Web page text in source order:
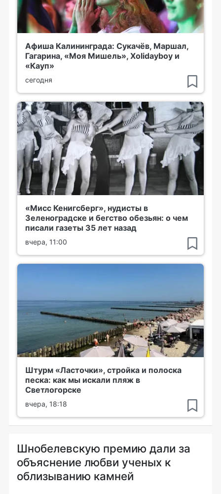
Афиша Калининграда: Сукачёв, Маршал,
Гагарина, «Моя Мишель», Xolidayboy и
«Кауп»
сегодня
«Мисс Кенигсберг», нудисты в
Зеленоградске и бегство обезьян: о чем
писали газеты 35 лет назад
вчера, 11:00
Штурм «Ласточки», стройка и полоска
песка: как мы искали пляж в
Светлогорске
вчера, 18:18
Шнобелевскую премию дали за
объяснение любви ученых к
облизыванию камней